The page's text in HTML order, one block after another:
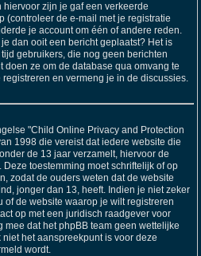
zijn je gaf een verkeerde
(controleer de e-mail met je registratie
je account om één of andere reden.
dan ooit een bericht geplaatst? Het is
gebruikers, die nog geen berichten
ze om de database qua omvang te
en vermeng je in de discussies.
"Child Online Privacy and Protection
1998 die vereist dat iedere website die
de 13 jaar verzamelt, hiervoor de
toestemming moet schriftelijk of op
zodat de ouders weten dat de website
jonger dan 13, heeft. Indien je niet zeker
of de website waarop je wilt registreren
op met een juridisch raadgever voor
dat het phpBB team geen wettelijke
het aanspreekpunt is voor deze
wordt.